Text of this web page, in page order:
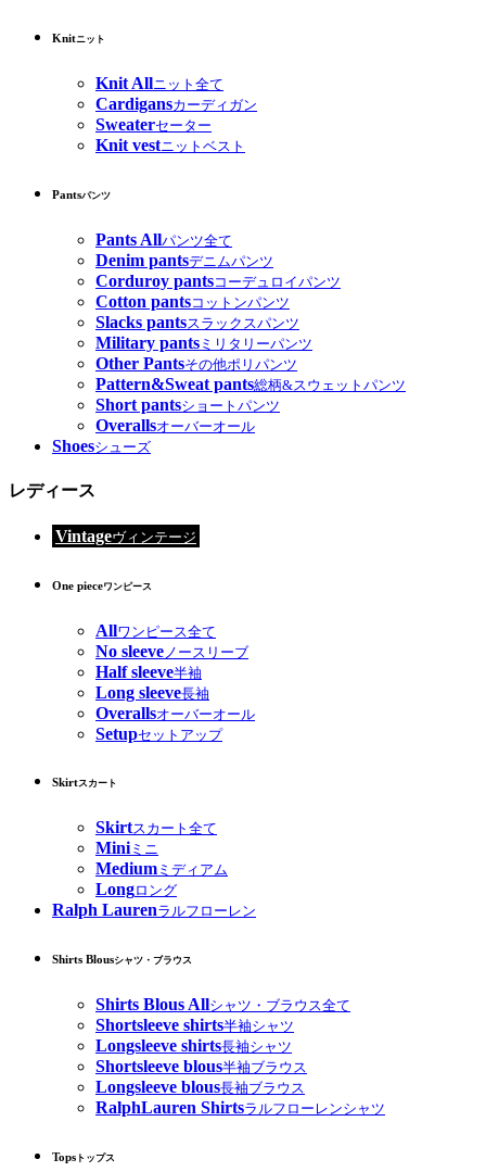
Knitニット
Knit Allニット全て
Cardigansカーディガン
Sweaterセーター
Knit vestニットベスト
Pantsパンツ
Pants Allパンツ全て
Denim pantsデニムパンツ
Corduroy pantsコーデュロイパンツ
Cotton pantsコットンパンツ
Slacks pantsスラックスパンツ
Military pants ミリタリーパンツ
Other Pantsその他ポリパンツ
Pattern&Sweat pants総柄&スウェットパンツ
Short pantsショートパンツ
Overallsオーバーオール
Shoesシューズ
レディース
Vintageヴィンテージ
One pieceワンピース
Allワンピース全て
No sleeve ノースリーブ
Half sleeve半袖
Long sleeve長袖
Overallsオーバーオール
Setupセットアップ
Skirtスカート
Skirtスカート全て
Miniミニ
Medium ミディアム
Longロング
Ralph Laurenラルフローレン
Shirts Blousシャツ・ブラウス
Shirts Blous Allシャツ・ブラウス全て
Shortsleeve shirts半袖シャツ
Longsleeve shirts長袖シャツ
Shortsleeve blous半袖ブラウス
Longsleeve blous長袖ブラウス
RalphLauren Shirtsラルフローレンシャツ
Tops トップス